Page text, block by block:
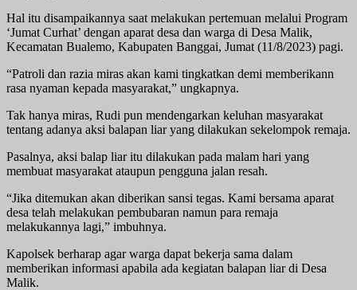
Hal itu disampaikannya saat melakukan pertemuan melalui Program
‘Jumat Curhat’ dengan aparat desa dan warga di Desa Malik,
Kecamatan Bualemo, Kabupaten Banggai, Jumat (11/8/2023) pagi.
“Patroli dan razia miras akan kami tingkatkan demi memberikann
rasa nyaman kepada masyarakat,” ungkapnya.
Tak hanya miras, Rudi pun mendengarkan keluhan masyarakat
tentang adanya aksi balapan liar yang dilakukan sekelompok remaja.
Pasalnya, aksi balap liar itu dilakukan pada malam hari yang
membuat masyarakat ataupun pengguna jalan resah.
“Jika ditemukan akan diberikan sansi tegas. Kami bersama aparat
desa telah melakukan pembubaran namun para remaja
melakukannya lagi,” imbuhnya.
Kapolsek berharap agar warga dapat bekerja sama dalam
memberikan informasi apabila ada kegiatan balapan liar di Desa
Malik.